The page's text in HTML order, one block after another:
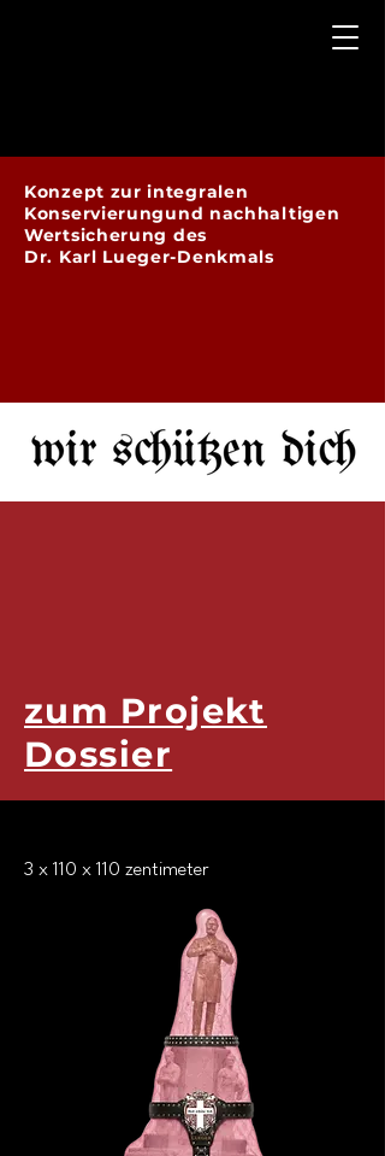
Konzept zur integralen
Konservierungund nachhaltigen
Wertsicherung des
Dr. Karl Lueger-Denkmals
zum Projekt
Dossier
3 x 110 x 110 zentimeter